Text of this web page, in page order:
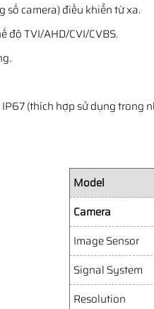
số camera) điều khiển từ xa.
độ TVI/AHD/CVI/CVBS.
(thích hợp sử dụng trong
Model
Camera
Image Sensor
Signal System
Resolution